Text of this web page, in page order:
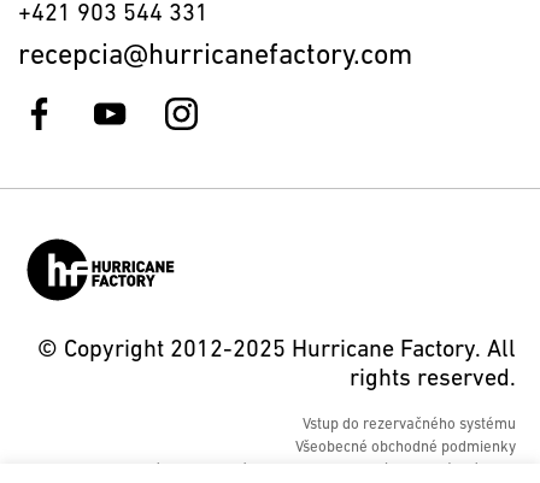
+421 903 544 331
recepcia@hurricanefactory.com
© Copyright 2012-2025 Hurricane Factory. All
rights reserved.
Vstup do rezervačného systému
Všeobecné obchodné podmienky